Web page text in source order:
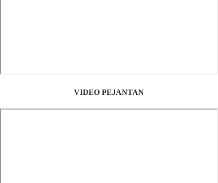
VIDEO PEJANTAN